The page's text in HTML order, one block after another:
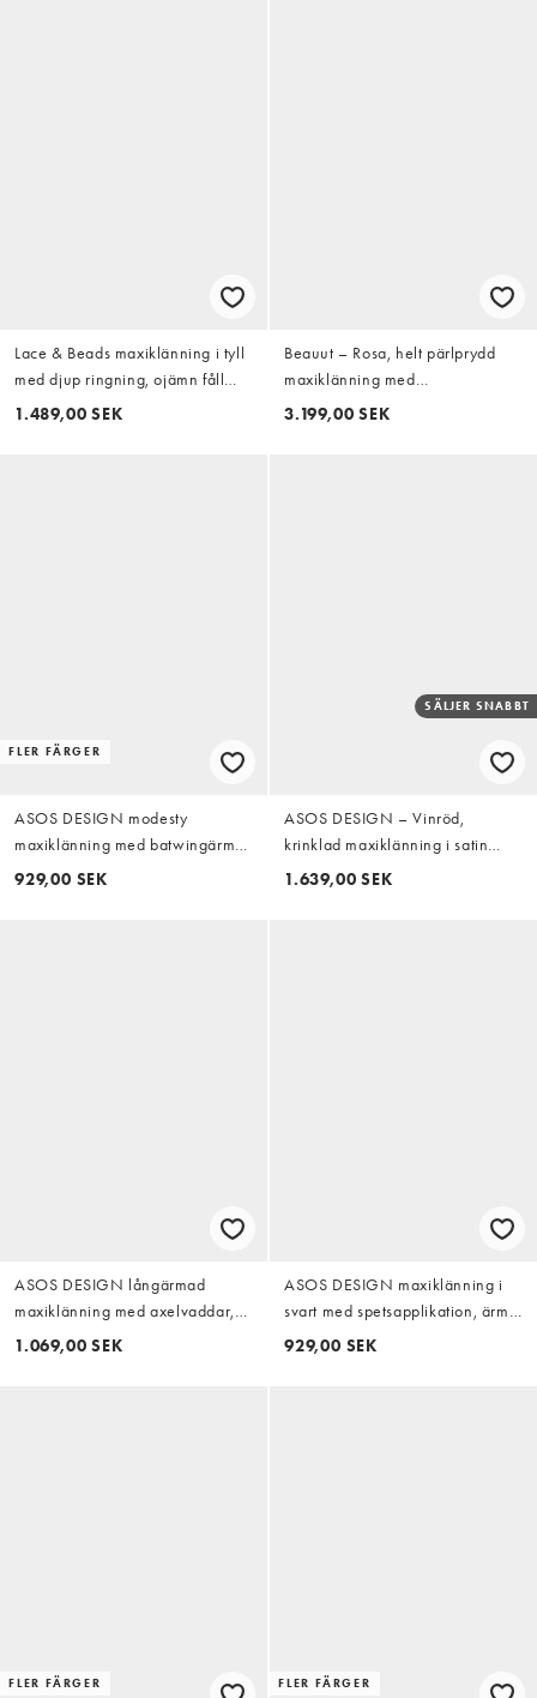
Lace & Beads maxiklänning i tyll
med djup ringning, ojämn fåll
och öppen rygg i koboltblommigt
1.489,00 SEK
Beauut – Rosa, helt pärlprydd
maxiklänning med
meshöverlager och båtringning
3.199,00 SEK
FLER FÄRGER
ASOS DESIGN modesty
maxiklänning med batwingärmar
i flaskgrönt
929,00 SEK
SÄLJER SNABBT
ASOS DESIGN – Vinröd,
krinklad maxiklänning i satin
med broderi och långa ärmar
1.639,00 SEK
ASOS DESIGN långärmad
maxiklänning med axelvaddar,
draperad midjedetalj i rött
1.069,00 SEK
ASOS DESIGN maxiklänning i
svart med spetsapplikation, ärm
och diagonalskuren passform
929,00 SEK
FLER FÄRGER FLER FÄRGER